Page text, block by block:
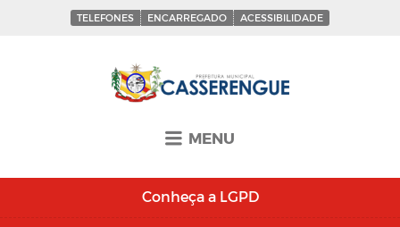
TELEFONES ENCARREGADO ACESSIBILIDADE
MENU
Conheça a LGPD